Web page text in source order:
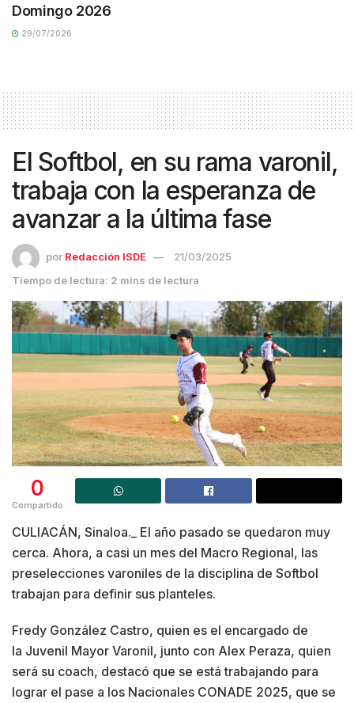
Domingo 2026
29/07/2026
El Softbol, en su rama varonil,
trabaja con la esperanza de
avanzar a la última fase
por Redacción ISDE
21/03/2025
Tiempo de lectura: 2 mins de lectura
0
Compartido
CULIACÁN, Sinaloa._ El año pasado se quedaron muy
cerca. Ahora, a casi un mes del Macro Regional, las
preselecciones varoniles de la disciplina de Softbol
trabajan para definir sus planteles.
Fredy González Castro, quien es el encargado de
la Juvenil Mayor Varonil, junto con Alex Peraza, quien
será su coach, destacó que se está trabajando para
lograr el pase a los Nacionales CONADE 2025, que se